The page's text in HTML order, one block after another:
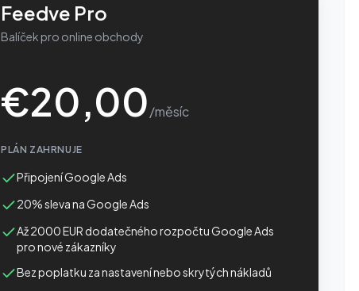
Feedve Pro
Balíček pro online obchody
€20,00/měsíc
PLÁN ZAHRNUJE
Připojení Google Ads
20% sleva na Google Ads
Až 2000 EUR dodatečného rozpočtu Google Ads
pro nové zákazníky
Bez poplatku za nastavení nebo skrytých nákladů